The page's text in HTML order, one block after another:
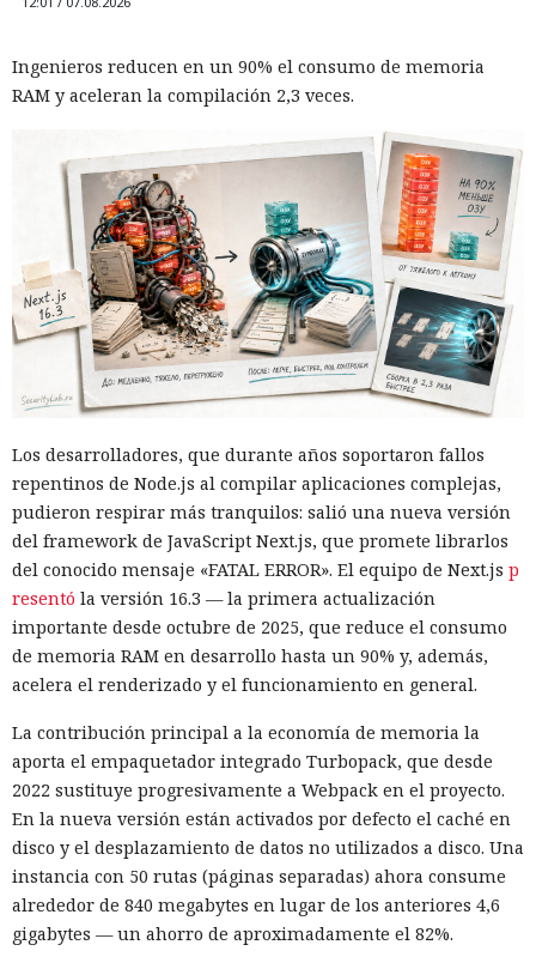
represalias contra EE. UU. a
través de Palo Alto Networks
Otra corporación corre el riesgo de repetir la triste suerte de
sus predecesoras.
Las sanciones y restricciones contra las empresas
tecnológicas chinas por parte de las autoridades
estadounidenses hace tiempo que son noticia habitual —
ahora un escenario similarse está desarrollando
en sentido
inverso. La Administración del Ciberespacio de China
anunció el inicio de una revisión de los productos de la
estadounidense Palo Alto Networks que se venden en el
territorio del país, citando riesgos para la infraestructura
informática crítica y la seguridad nacional.
El regulador no nombró productos concretos de la compañía
sujetos a revisión, no reveló la naturaleza de posibles
vulnerabilidades ni precisó qué medidas podrían seguir en
caso de detectarse incumplimientos.
Ingenieros reducen en un 90% el consumo de memoria
RAM y aceleran la compilación 2,3 veces.
Los desarrolladores, que durante años soportaron fallos
repentinos de Node.js al compilar aplicaciones complejas,
pudieron respirar más tranquilos: salió una nueva versión
del framework de JavaScript Next.js, que promete librarlos
del conocido mensaje «FATAL ERROR». El equipo de Next.js p
resentó la versión 16.3 — la primera actualización
importante desde octubre de 2025, que reduce el consumo
de memoria RAM en desarrollo hasta un 90% y, además,
acelera el renderizado y el funcionamiento en general.
La contribución principal a la economía de memoria la
aporta el empaquetador integrado Turbopack, que desde
2022 sustituye progresivamente a Webpack en el proyecto.
En la nueva versión están activados por defecto el caché en
disco y el desplazamiento de datos no utilizados a disco. Una
instancia con 50 rutas (páginas separadas) ahora consume
alrededor de 840 megabytes en lugar de los anteriores 4,6
gigabytes — un ahorro de aproximadamente el 82%.